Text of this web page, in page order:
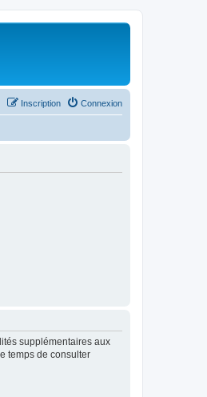
Connexion
Inscription
supplémentaires aux
temps de consulter